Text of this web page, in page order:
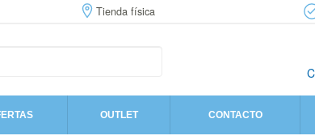
Tienda física
OUTLET CONTACTO